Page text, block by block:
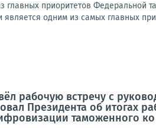
приоритетов Федеральной
одним из самых главных
рабочую встречу с
Президента об итогах
таможенного ко